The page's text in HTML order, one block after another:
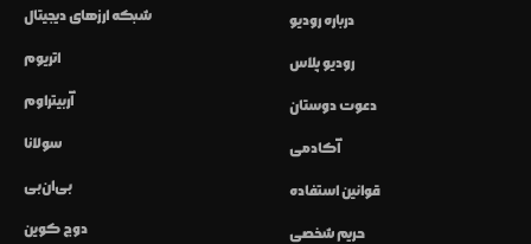
شبکه ارزهای دیجیتال
اتریوم
آربیتراوم
سولانا
بی‌ان‌بی
دوج کوین
درباره رودیو
رودیو پلاس
دعوت دوستان
آکادمی
قوانین استفاده
حریم شخصی